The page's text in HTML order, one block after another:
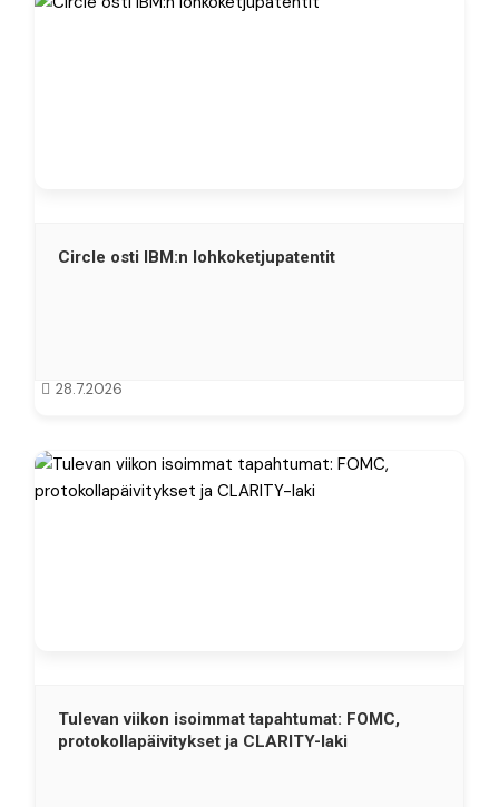
Circle osti IBM:n lohkoketjupatentit
28.7.2026
Tulevan viikon isoimmat tapahtumat: FOMC,
protokollapäivitykset ja CLARITY-laki